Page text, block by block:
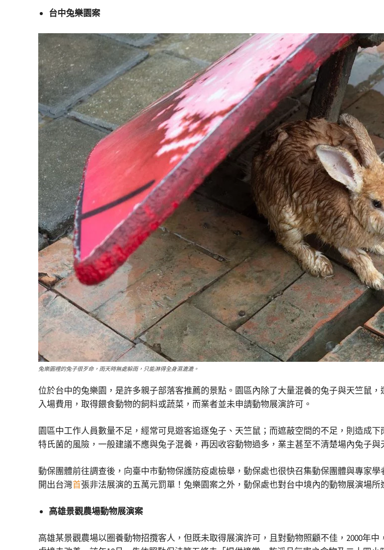
台中兔樂園案
兔樂園裡的兔子很歹命，雨天時無處躲雨，只能淋得全身濕漉漉。
位於台中的兔樂園，是許多親子部落客推薦的景點。園區內除了大量混養的兔子與天竺鼠
入場費用，取得餵食動物的飼料或蔬菜，而業者並未申請動物展演許可。
園區中工作人員數量不足，經常可見遊客追逐兔子、天竺鼠；而遮蔽空間的不足，則造成
特氏菌的風險，一般建議不應與兔子混養，再因收容動物過多，業主甚至不清楚場內兔子
動保團體前往調查後，向臺中市動物保護防疫處檢舉，動保處也很快召集動保團體與專家
開出台灣首張非法展演的五萬元罰單！兔樂園案之外，動保處也對台中境內的動物展演場
高雄景觀農場動物展演案
高雄某景觀農場以圈養動物招攬客人，但既未取得展演許可，且對動物照顧不佳，2000年